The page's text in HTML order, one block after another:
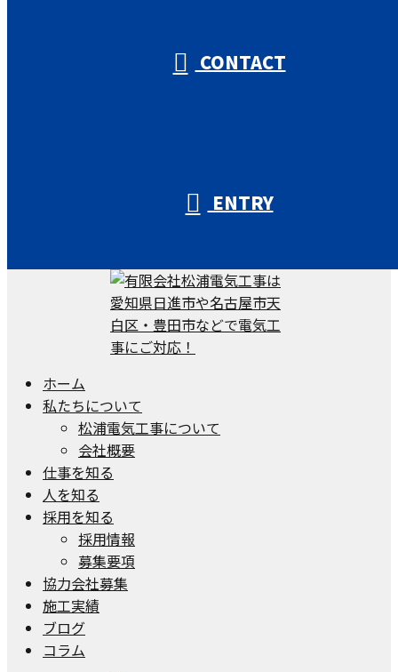
CONTACT
ENTRY
ホーム
私たちについて
松浦電気工事について
会社概要
仕事を知る
人を知る
採用を知る
採用情報
募集要項
協力会社募集
施工実績
ブログ
コラム